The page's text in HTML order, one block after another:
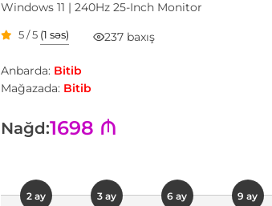
Windows 11 | 240Hz 25-Inch Monitor
5 / 5 (1 səs) 237 baxış
Anbarda: Bitib
Mağazada: Bitib
Nağd:1698 ₼
2 ay 3 ay 6 ay 9 ay